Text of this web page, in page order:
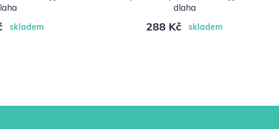
skladem
dlaha
288 Kč skladem